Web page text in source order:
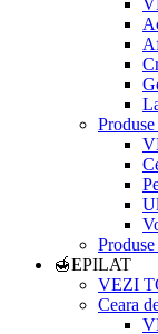
🍯EPILAT
VEZI
Ceara